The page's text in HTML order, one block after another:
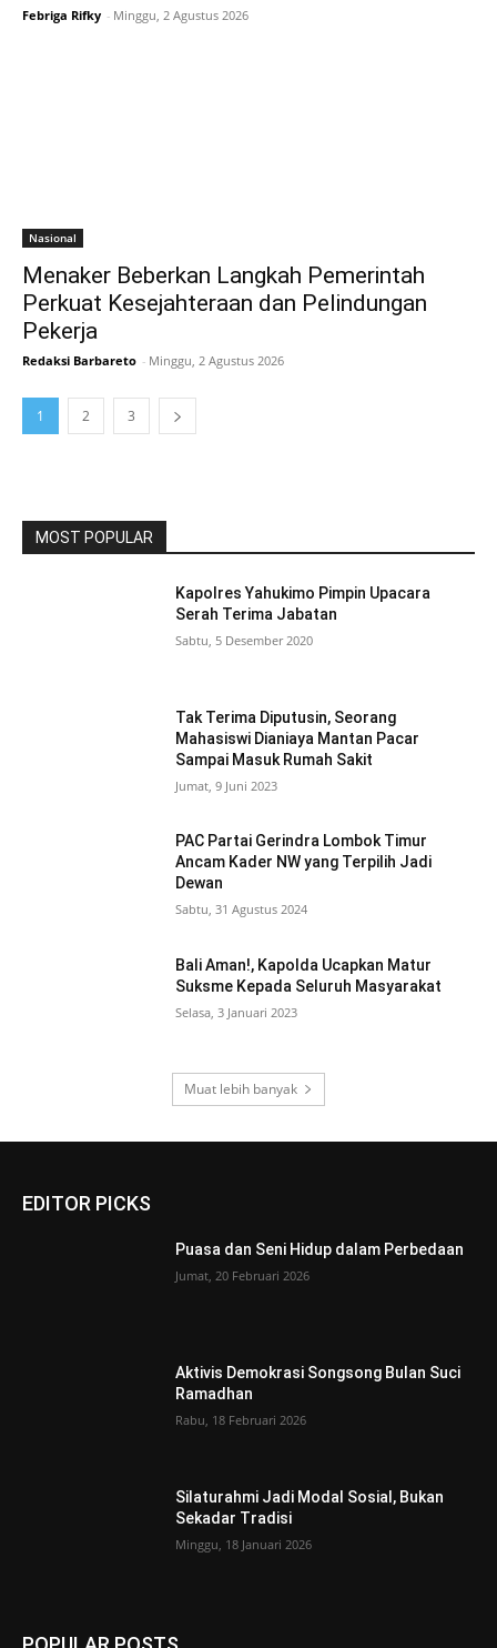
Febriga Rifky - Minggu, 2 Agustus 2026
Nasional
Menaker Beberkan Langkah Pemerintah
Perkuat Kesejahteraan dan Pelindungan
Pekerja
Redaksi Barbareto - Minggu, 2 Agustus 2026
1 2 3
MOST POPULAR
Kapolres Yahukimo Pimpin Upacara
Serah Terima Jabatan
Sabtu, 5 Desember 2020
Tak Terima Diputusin, Seorang
Mahasiswi Dianiaya Mantan Pacar
Sampai Masuk Rumah Sakit
Jumat, 9 Juni 2023
PAC Partai Gerindra Lombok Timur
Ancam Kader NW yang Terpilih Jadi
Dewan
Sabtu, 31 Agustus 2024
Bali Aman!, Kapolda Ucapkan Matur
Suksme Kepada Seluruh Masyarakat
Selasa, 3 Januari 2023
Muat lebih banyak
EDITOR PICKS
Puasa dan Seni Hidup dalam Perbedaan
Jumat, 20 Februari 2026
Aktivis Demokrasi Songsong Bulan Suci
Ramadhan
Rabu, 18 Februari 2026
Silaturahmi Jadi Modal Sosial, Bukan
Sekadar Tradisi
Minggu, 18 Januari 2026